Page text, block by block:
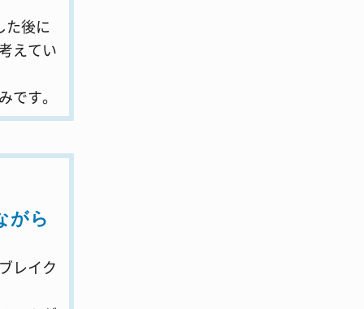
た後に
えてい
です。
がら
レイク